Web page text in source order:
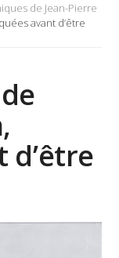
de Jean-Pierre
avant d’être
d’être